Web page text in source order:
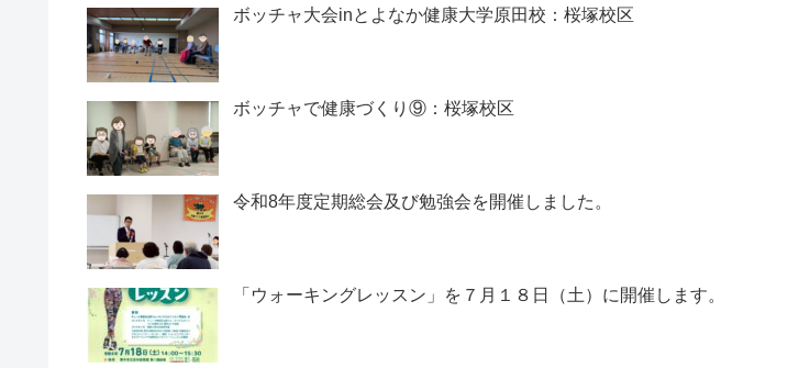
ボッチャ大会inとよなか健康大学原田校：桜塚校区
ボッチャで健康づくり⑨：桜塚校区
令和8年度定期総会及び勉強会を開催しました。
「ウォーキングレッスン」を７月１８日（土）に開催します。